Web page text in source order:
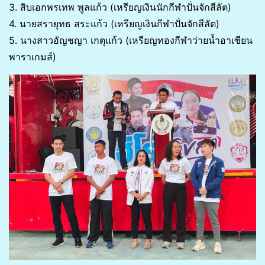
3. สิบเอกพรเทพ พูลแก้ว (เหรียญเงินนักกีฬาปั่นจักสีลัต)
4. นายสรายุทธ สระแก้ว (เหรียญเงินกีฬาปั่นจักสีลัต)
5. นางสาวอัญชญา เกตุแก้ว (เหรียญทองกีฬาว่ายน้ำอาเซียน
พาราเกมส์)